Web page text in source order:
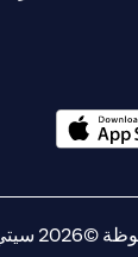
جروب انك.